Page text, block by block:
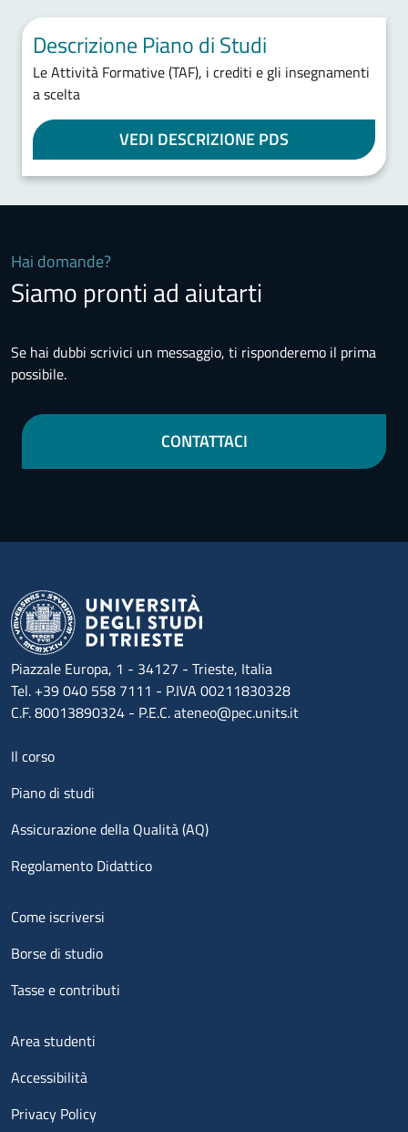
Descrizione Piano di Studi
Le Attività Formative (TAF), i crediti e gli insegnamenti
a scelta
VEDI DESCRIZIONE PDS
Hai domande?
Siamo pronti ad aiutarti
Se hai dubbi scrivici un messaggio, ti risponderemo il prima
possibile.
CONTATTACI
Piazzale Europa, 1 - 34127 - Trieste, Italia
Tel. +39 040 558 7111 - P.IVA 00211830328
C.F. 80013890324 - P.E.C. ateneo@pec.units.it
Menu footer 1
Il corso
Piano di studi
Assicurazione della Qualità (AQ)
Regolamento Didattico
Menu footer 2
Come iscriversi
Borse di studio
Tasse e contributi
Menu footer 3
Area studenti
Accessibilità
Privacy Policy